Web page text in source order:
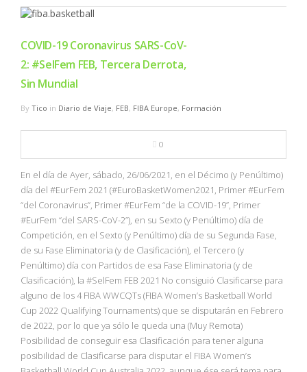
COVID-19 Coronavirus SARS-CoV-
2: #SelFem FEB, Tercera Derrota,
Sin Mundial
By Tico in Diario de Viaje, FEB, FIBA Europe, Formación
0
En el día de Ayer, sábado, 26/06/2021, en el Décimo (y Penúltimo)
día del #EurFem 2021 (#EuroBasketWomen2021, Primer #EurFem
“del Coronavirus”, Primer #EurFem “de la COVID-19”, Primer
#EurFem “del SARS-CoV-2”), en su Sexto (y Penúltimo) día de
Competición, en el Sexto (y Penúltimo) día de su Segunda Fase,
de su Fase Eliminatoria (y de Clasificación), el Tercero (y
Penúltimo) día con Partidos de esa Fase Eliminatoria (y de
Clasificación), la #SelFem FEB 2021 No consiguió Clasificarse para
alguno de los 4 FIBA WWCQTs (FIBA Women’s Basketball World
Cup 2022 Qualifying Tournaments) que se disputarán en Febrero
de 2022, por lo que ya sólo le queda una (Muy Remota)
Posibilidad de conseguir esa Clasificación para tener alguna
posibilidad de Clasificarse para disputar el FIBA Women’s